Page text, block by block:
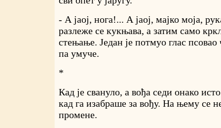
- А јаој, нога!... А јаој, мајко моја,
разлеже се кукњава, а затим само
стењање. Један је потмуо глас
па умуче.
*
Кад је свануло, а вођа седи онако
кад га изабраше за вођу. На њему се
промене.